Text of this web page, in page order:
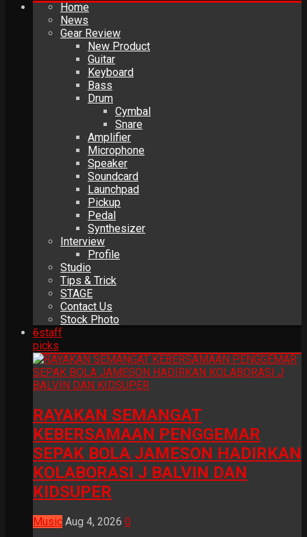
Home
News
Gear Review
New Product
Guitar
Keyboard
Bass
Drum
Cymbal
Snare
Amplifier
Microphone
Speaker
Soundcard
Launchpad
Pickup
Pedal
Synthesizer
Interview
Profile
Studio
Tips & Trick
STAGE
Contact Us
Stock Photo
6staff
picks
RAYAKAN SEMANGAT
KEBERSAMAAN PENGGEMAR
SEPAK BOLA JAMESON HADIRKAN
KOLABORASI J BALVIN DAN
KIDSUPER
Music Aug 4, 2026 0